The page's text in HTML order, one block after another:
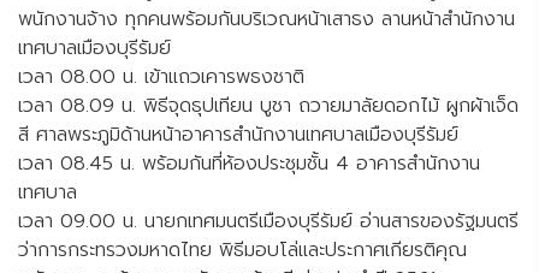
พนักงานจ้าง ทุกคนพร้อมกันบริเวณหน้าเสาธง ลานหน้าสำนักงาน
เทศบาลเมืองบุรีรัมย์
เวลา 08.00 น. เข้าแถวเคารพธงชาติ
เวลา 08.09 น. พิธีจุดธุปเทียน บูชา ถวายมาลัยดอกไม้ ผูกผ้าเจ็ด
สี ศาลพระภูมิด้านหน้าอาคารสำนักงานเทศบาลเมืองบุรีรัมย์
เวลา 08.45 น. พร้อมกันที่ห้องประชุมชั้น 4 อาคารสำนักงาน
เทศบาล
เวลา 09.00 น. นายกเทศมนตรีเมืองบุรีรัมย์ อ่านสารของรัฐมนตรี
ว่าการกระทรวงมหาดไทย พิธีมอบโล่และประกาศเกียรติคุณ